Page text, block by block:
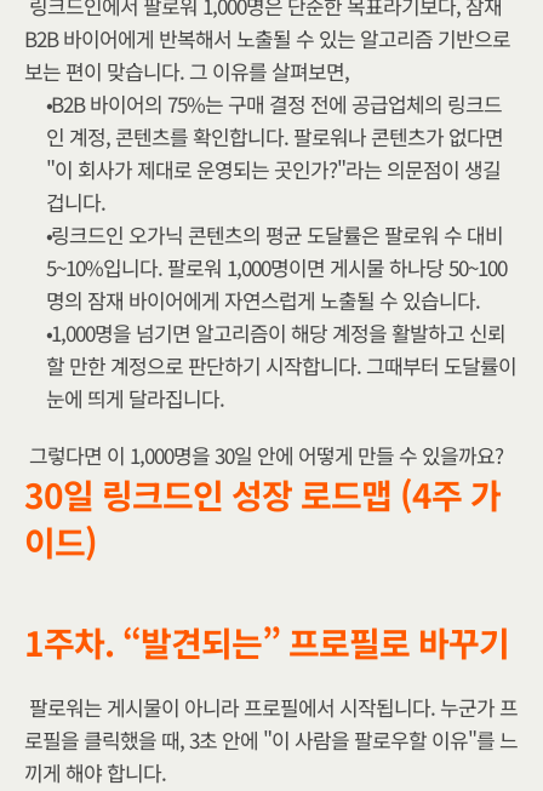
B2B 바이어에게 반복해서 노출될 수 있는 알고리즘 기반으로
보는 편이 맞습니다. 그 이유를 살펴보면,
B2B 바이어의 75%는 구매 결정 전에 공급업체의 링크드
인 계정, 콘텐츠를 확인합니다. 팔로워나 콘텐츠가 없다면
"이 회사가 제대로 운영되는 곳인가?"라는 의문점이 생길
겁니다.
링크드인 오가닉 콘텐츠의 평균 도달률은 팔로워 수 대비
5~10%입니다. 팔로워 1,000명이면 게시물 하나당 50~100
명의 잠재 바이어에게 자연스럽게 노출될 수 있습니다.
1,000명을 넘기면 알고리즘이 해당 계정을 활발하고 신뢰
할 만한 계정으로 판단하기 시작합니다. 그때부터 도달률이
눈에 띄게 달라집니다.
그렇다면 이 1,000명을 30일 안에 어떻게 만들 수 있을까요?
30일 링크드인 성장 로드맵 (4주 가
이드)
1주차. “발견되는” 프로필로 바꾸기
팔로워는 게시물이 아니라 프로필에서 시작됩니다. 누군가 프
로필을 클릭했을 때, 3초 안에 "이 사람을 팔로우할 이유"를 느
끼게 해야 합니다.